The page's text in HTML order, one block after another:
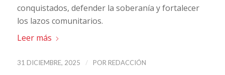
conquistados, defender la soberanía y fortalecer
los lazos comunitarios.
Leer más
31 DICIEMBRE, 2025 / POR REDACCIÓN